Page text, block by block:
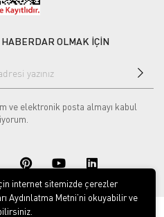
OLMAK İÇİN
ve elektronik posta almayı kabul
. Tüm hakları saklıdır.
internet sitemizde çerezler
Aydınlatma Metni’ni okuyabilir ve